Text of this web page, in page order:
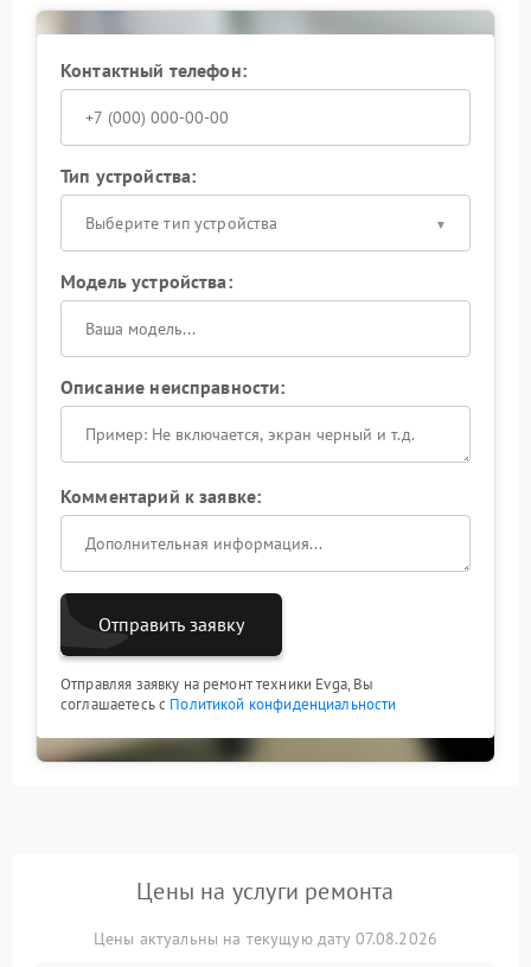
комплектующих и соблюдение всех
технологических стандартов.
Не откладывайте ремонт на потом — доверьте свой
ноутбук профессионалам! Запишитесь на
диагностику уже сегодня и получите
квалифицированную помощь в кратчайшие сроки.
Контактный телефон:
Тип устройства:
Выберите тип устройства
Модель устройства:
Описание неисправности:
Комментарий к заявке:
Отправить заявку
Отправляя заявку на ремонт техники Evga, Вы
соглашаетесь с Политикой конфиденциальности
Цены на услуги ремонта
Цены актуальны на текущую дату 07.08.2026